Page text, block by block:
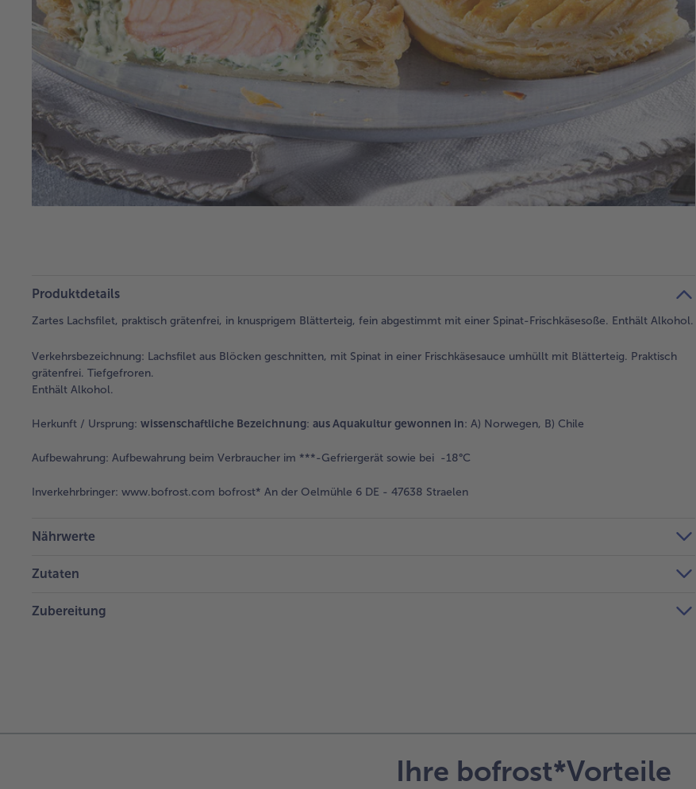
Produktdetails
Zartes Lachsfilet, praktisch grätenfrei, in knusprigem Blätterteig, fein abgestimmt mit einer Spinat-Frischkäsesoße. Enthält Alkohol.
Verkehrsbezeichnung: Lachsfilet aus Blöcken geschnitten, mit Spinat in einer Frischkäsesauce umhüllt mit Blätterteig. Praktisch
grätenfrei. Tiefgefroren.
Enthält Alkohol.
Herkunft / Ursprung: wissenschaftliche Bezeichnung: aus Aquakultur gewonnen in: A) Norwegen, B) Chile
Aufbewahrung: Aufbewahrung beim Verbraucher im ***-Gefriergerät sowie bei -18°C
Inverkehrbringer: www.bofrost.com bofrost* An der Oelmühle 6 DE - 47638 Straelen
Nährwerte
Zutaten
Zubereitung
Ihre bofrost*Vorteile